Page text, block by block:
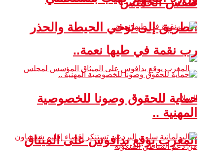
الطريق إلى توخي الحيطة والحذر
المغرب يوقع بدافوس على الميثاق
رب نقمة في طيها نعمة..
حماية للحقوق وصونا للخصوصية
المهنية ..